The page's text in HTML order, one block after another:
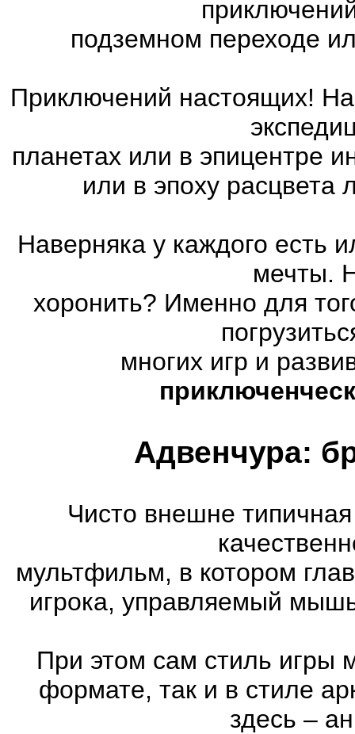
подземном переходе
Приключений настоящих! На
планетах или в эпицентре
или в эпоху
Наверняка у каждого есть
мечты.
хоронить? Именно для
многих игр и
Адвенчура:
Чисто внешне
мультфильм, в котором
игрока, управляемый
При этом сам стиль игры
формате, так и в стиле
здесь –